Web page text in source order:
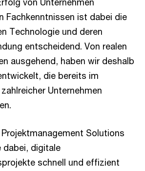
Fachkenntnissen ist dabei die
Technologie und deren
entscheidend. Von realen
ausgehend, haben wir deshalb
die bereits im
Unternehmen
Solutions
dabei, digitale
schnell und effizient